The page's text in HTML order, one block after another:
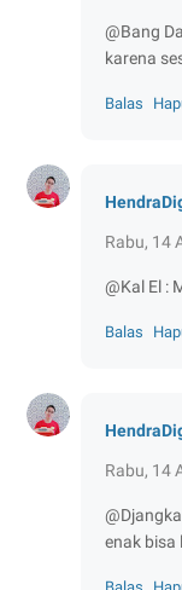
@Bang
karena
Balas
Rabu, 14
@Kal El :
Balas
Rabu, 14
enak bisa